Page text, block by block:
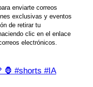
enviarte correos
exclusivas y eventos
de retirar tu
clic en el enlace
electrónicos.
🦍 #shorts #IA